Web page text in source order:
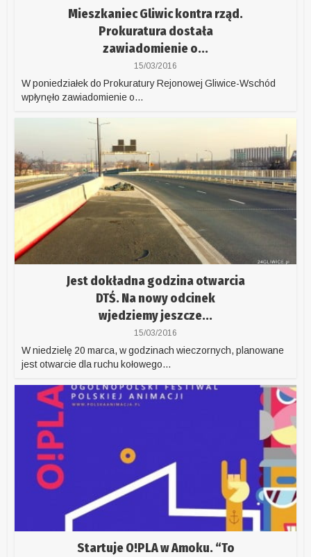
Mieszkaniec Gliwic kontra rząd.
Prokuratura dostała
zawiadomienie o...
15/03/2016
W poniedziałek do Prokuratury Rejonowej Gliwice-Wschód
wpłynęło zawiadomienie o...
Jest dokładna godzina otwarcia
DTŚ. Na nowy odcinek
wjedziemy jeszcze...
15/03/2016
W niedzielę 20 marca, w godzinach wieczornych, planowane
jest otwarcie dla ruchu kołowego...
Startuje O!PLA w Amoku. “To